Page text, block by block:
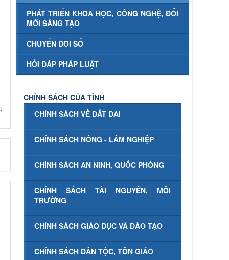
PHÁT TRIỂN KHOA HỌC, CÔNG NGHỆ, ĐỔI
MỚI SÁNG TẠO
CHUYỂN ĐỔI SỐ
HỎI ĐÁP PHÁP LUẬT
CHÍNH SÁCH CỦA TỈNH
CHÍNH SÁCH VỀ ĐẤT ĐAI
CHÍNH SÁCH NÔNG - LÂM NGHIỆP
CHÍNH SÁCH AN NINH, QUỐC PHÒNG
CHÍNH SÁCH TÀI NGUYÊN, MÔI
TRƯỜNG
CHÍNH SÁCH GIÁO DỤC VÀ ĐÀO TẠO
CHÍNH SÁCH DÂN TỘC, TÔN GIÁO